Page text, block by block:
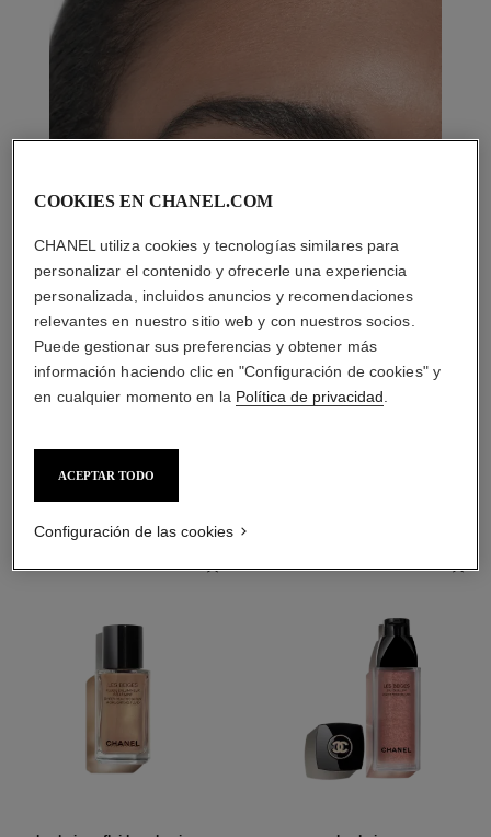
LA COMBINACIÓN PERFECTA
COOKIES EN CHANEL.COM
CHANEL utiliza cookies y tecnologías similares para
personalizar el contenido y ofrecerle una experiencia
personalizada, incluidos anuncios y recomendaciones
relevantes en nuestro sitio web y con nuestros socios.
Puede gestionar sus preferencias y obtener más
información haciendo clic en "Configuración de cookies" y
en cualquier momento en la Política de privacidad
ACEPTAR TODO
Configuración de las cookies